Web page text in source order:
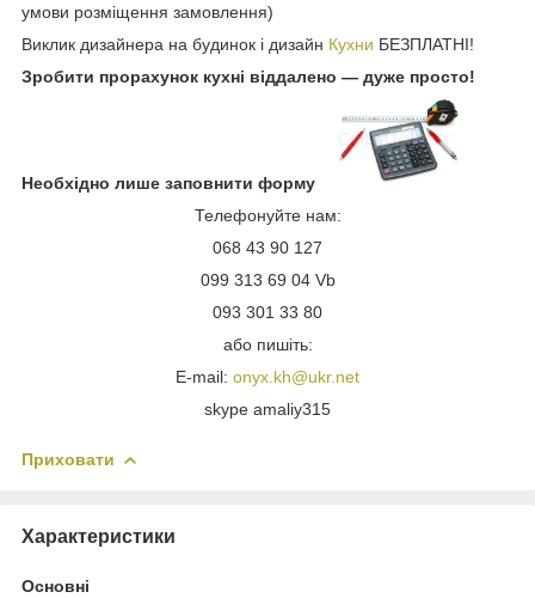
умови розміщення замовлення)
Виклик дизайнера на будинок і дизайн Кухни БЕЗПЛАТНІ!
Зробити прорахунок кухні віддалено — дуже просто!
Необхідно лише заповнити форму
Телефонуйте нам:
068 43 90 127
099 313 69 04 Vb
093 301 33 80
або пишіть:
E-mail: onyx.kh@ukr.net
skype amaliy315
Приховати
Характеристики
Основні